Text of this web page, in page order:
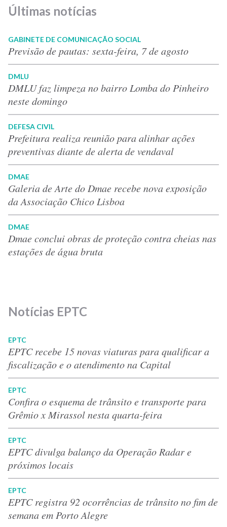
Últimas notícias
GABINETE DE COMUNICAÇÃO SOCIAL
Previsão de pautas: sexta-feira, 7 de agosto
DMLU
DMLU faz limpeza no bairro Lomba do Pinheiro
neste domingo
DEFESA CIVIL
Prefeitura realiza reunião para alinhar ações
preventivas diante de alerta de vendaval
DMAE
Galeria de Arte do Dmae recebe nova exposição
da Associação Chico Lisboa
DMAE
Dmae conclui obras de proteção contra cheias nas
estações de água bruta
Notícias EPTC
EPTC
EPTC recebe 15 novas viaturas para qualificar a
fiscalização e o atendimento na Capital
EPTC
Confira o esquema de trânsito e transporte para
Grêmio x Mirassol nesta quarta-feira
EPTC
EPTC divulga balanço da Operação Radar e
próximos locais
EPTC
EPTC registra 92 ocorrências de trânsito no fim de
semana em Porto Alegre